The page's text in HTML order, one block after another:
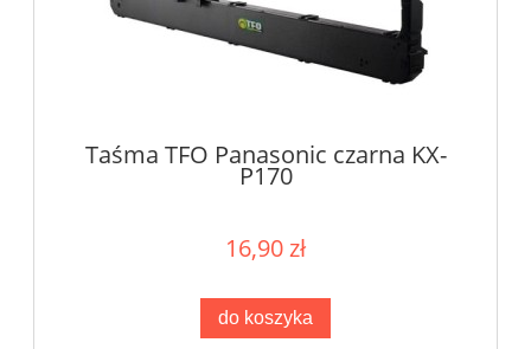
Taśma TFO Panasonic czarna KX-
P170
16,90 zł
do koszyka